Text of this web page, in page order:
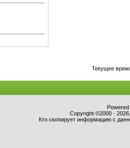
Текущее
Copyright ©2000 -
Кто скопирует информацию с